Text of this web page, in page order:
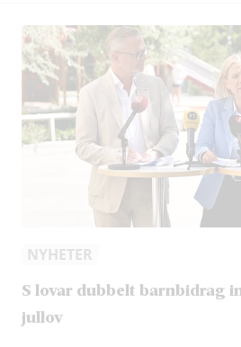
NYHETER
S lovar dubbelt barnbidrag
jullov